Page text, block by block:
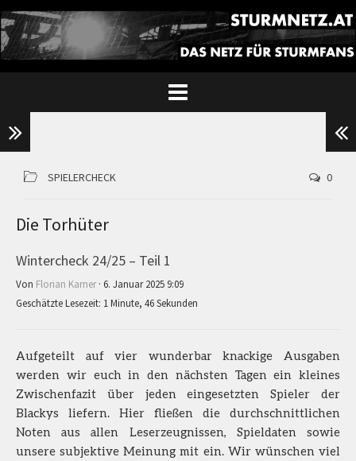
SPIELERCHECK 0
Die Torhüter
Wintercheck 24/25 – Teil 1
Von Florian Karner· 6. Januar 2025 9:09
Geschätzte Lesezeit: 1 Minute, 46 Sekunden
Aufgeteilt auf vier wunderbar knackige Ausgaben
werden wir euch in den nächsten Tagen ein kleines
Zwischenfazit über jeden eingesetzten Spieler der
Blackys liefern. Hier fließen die durchschnittlichen
Noten aus allen Leserzeugnissen, Spieldaten sowie
unsere subjektive Meinung mit ein. Wir wünschen viel